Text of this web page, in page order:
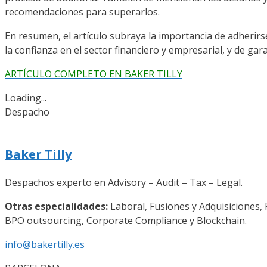
recomendaciones para superarlos.
En resumen, el artículo subraya la importancia de
la confianza en el sector financiero y empresarial, y de
ARTÍCULO COMPLETO EN BAKER TILLY
Loading...
Despacho
Baker Tilly
Despachos experto en Advisory – Audit – Tax – Legal.
Otras especialidades: Laboral, Fusiones y
BPO outsourcing, Corporate Compliance y Blockchain.
info@bakertilly.es